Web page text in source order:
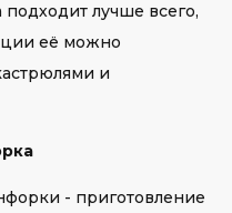
лучше всего,
её можно
и
- приготовление